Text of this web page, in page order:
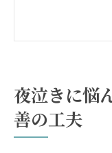
夜泣き
ア法
夜泣きが
夜泣きに悩
善の工夫